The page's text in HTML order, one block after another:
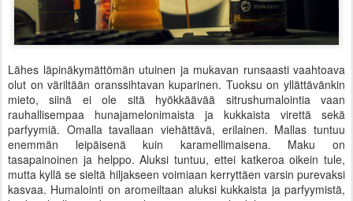
Lähes läpinäkymättömän utuinen ja mukavan runsaasti vaahtoava
olut on väriltään oranssihtavan kuparinen. Tuoksu on yllättävänkin
mieto, siinä ei ole sitä hyökkäävää sitrushumalointia vaan
rauhallisempaa hunajamelonimaista ja kukkaista virettä sekä
parfyymiä. Omalla tavallaan viehättävä, erilainen. Mallas tuntuu
enemmän leipäisenä kuin karamellimaisena. Maku on
tasapainoinen ja helppo. Aluksi tuntuu, ettei katkeroa oikein tule,
mutta kyllä se sieltä hiljakseen voimiaan kerryttäen varsin purevaksi
kasvaa. Humalointi on aromeiltaan aluksi kukkaista ja parfyymistä,